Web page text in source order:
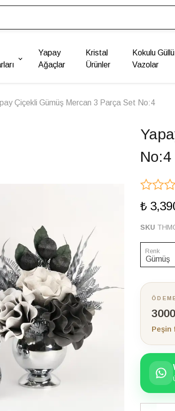
Yapay
Ağaçlar
Kristal
Ürünler
Kokulu Güllü
Vazolar
Çiçekli Gümüş Mercan 3 Parça Set No:4
No:4
₺
SKU
Renk
Peşin